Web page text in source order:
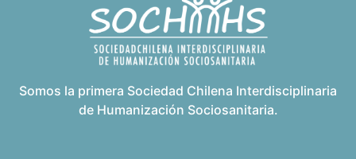
Somos la primera Sociedad Chilena Interdisciplinaria
de Humanización Sociosanitaria.